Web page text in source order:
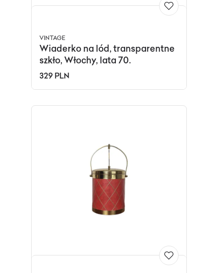
VINTAGE
Wiaderko na lód, transparentne
szkło, Włochy, lata 70.
329 PLN